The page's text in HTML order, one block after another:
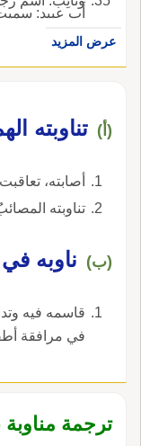
أَب عبيد:
موضِعها؛ فمَن
والرجوعِ
عرض المزيد
(أ) تناوبته
أصابته،
تناوبته
(ب) ناوبه
قاسمه فيه
في مرافقة
ترجمة مناوبة